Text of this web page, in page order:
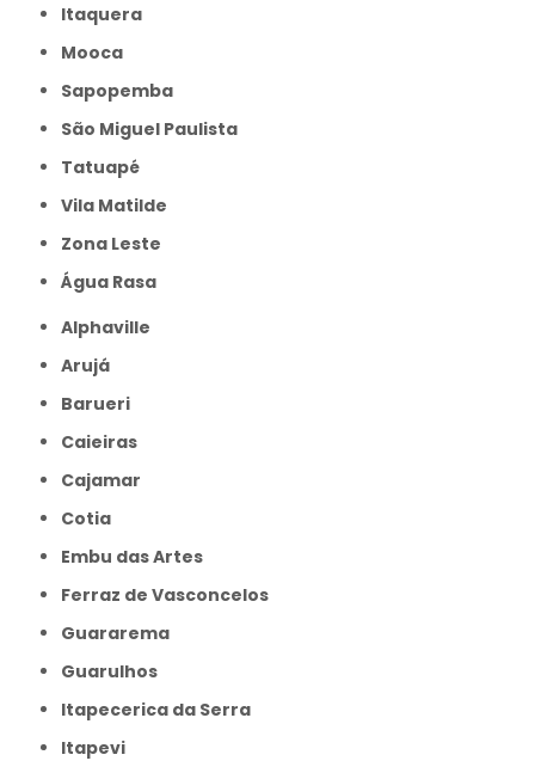
Itaquera
Mooca
Sapopemba
São Miguel Paulista
Tatuapé
Vila Matilde
Zona Leste
Água Rasa
Alphaville
Arujá
Barueri
Caieiras
Cajamar
Cotia
Embu das Artes
Ferraz de Vasconcelos
Guararema
Guarulhos
Itapecerica da Serra
Itapevi